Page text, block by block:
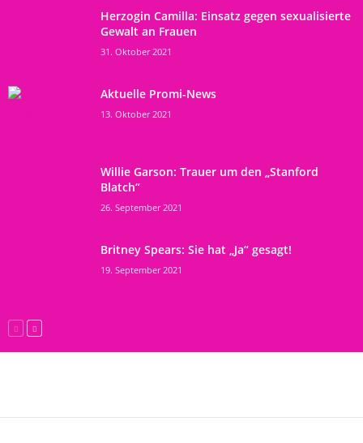
Herzogin Camilla: Einsatz gegen sexualisierte
Gewalt an Frauen
31. Oktober 2021
Aktuelle Promi-News
13. Oktober 2021
Willie Garson: Trauer um den „Stanford
Blatch“
26. September 2021
Britney Spears: Sie hat „Ja“ gesagt!
19. September 2021